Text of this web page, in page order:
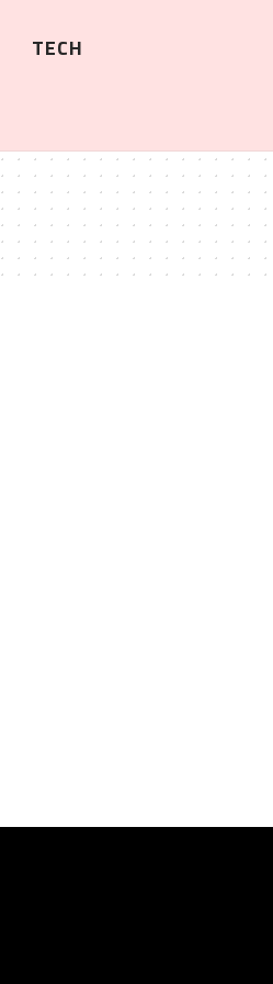
TECH